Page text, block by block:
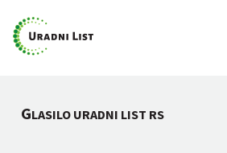
GLASILO URADNI LIST RS